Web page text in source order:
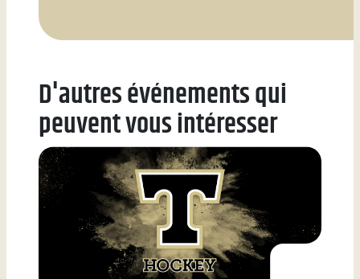
Football
D'autres événements qui
peuvent vous intéresser